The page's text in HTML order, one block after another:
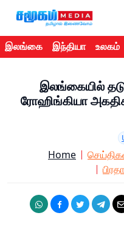
இலங்கை இந்தியா உலகம்
இலங்கையில்
ரோஹிங்கியா
Home